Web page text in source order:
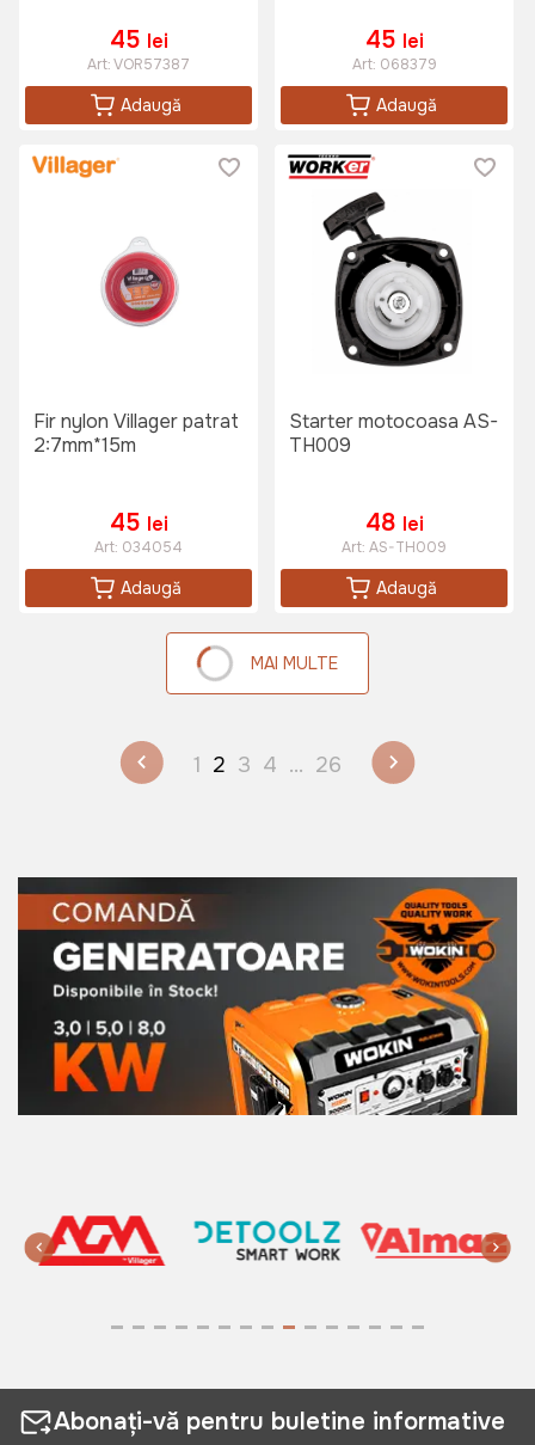
45 lei
Art:VOR57387
Adaugă
45 lei
Art: 068379
Adaugă
Fir nylon Villager patrat
2:7mm*15m
45 lei
Art: 034054
Adaugă
Starter motocoasa AS-
TH009
48 lei
Art: AS-TH009
Adaugă
MAI MULTE
1 2 3 4 ... 26
Abonați-vă pentru buletine informative